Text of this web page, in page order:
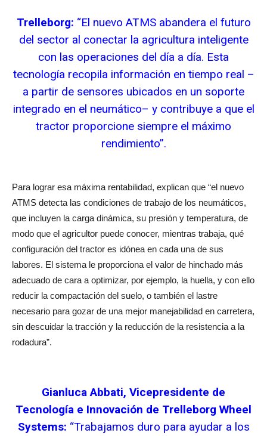
Trelleborg: “El nuevo ATMS abandera el futuro
del sector al conectar la agricultura inteligente
con las operaciones del día a día. Esta
tecnología recopila información en tiempo real –
a partir de sensores ubicados en un soporte
integrado en el neumático– y contribuye a que el
tractor proporcione siempre el máximo
rendimiento”.
Para lograr esa máxima rentabilidad, explican que “el nuevo
ATMS detecta las condiciones de trabajo de los neumáticos,
que incluyen la carga dinámica, su presión y temperatura, de
modo que el agricultor puede conocer, mientras trabaja, qué
configuración del tractor es idónea en cada una de sus
labores. El sistema le proporciona el valor de hinchado más
adecuado de cara a optimizar, por ejemplo, la huella, y con ello
reducir la compactación del suelo, o también el lastre
necesario para gozar de una mejor manejabilidad en carretera,
sin descuidar la tracción y la reducción de la resistencia a la
rodadura”.
Gianluca Abbati, Vicepresidente de
Tecnología e Innovación de Trelleborg Wheel
Systems: “Trabajamos duro para ayudar a los